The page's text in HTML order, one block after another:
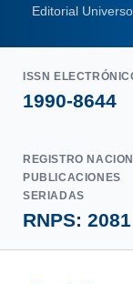
Editorial
ISSN
1990-8644
REGISTRO
PUBLICACIONES
SERIADAS
RNPS: 2081